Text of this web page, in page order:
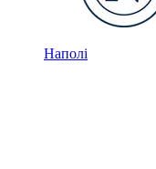
Наполі